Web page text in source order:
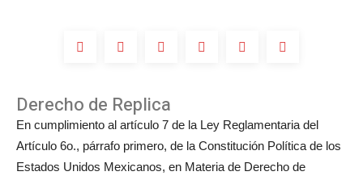
Derecho de Replica
En cumplimiento al artículo 7 de la Ley Reglamentaria del
Artículo 6o., párrafo primero, de la Constitución Política de los
Estados Unidos Mexicanos, en Materia de Derecho de